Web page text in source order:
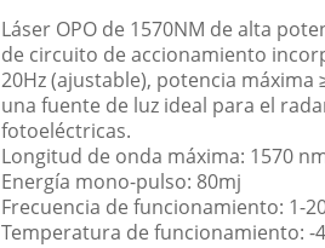
Láser OPO de 1570NM de alta
de circuito de accionamiento
20Hz (ajustable), potencia máxima
una fuente de luz ideal para el
fotoeléctricas.
Longitud de onda máxima: 1570
Energía mono-pulso: 80mj
Frecuencia de funcionamiento: 1-
Temperatura de funcionamiento: -